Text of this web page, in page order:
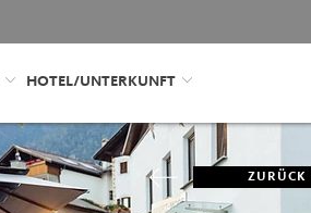
HOTEL/UNTERKUNFT
ZURÜCK